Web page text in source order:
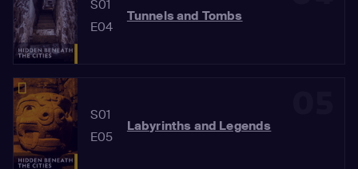
S01
E04
Tunnels and Tombs
S01
E05
Labyrinths and Legends